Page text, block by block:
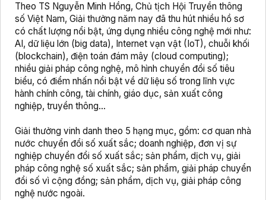
Theo TS Nguyễn Minh Hồng, Chủ tịch Hội Truyền thông
số Việt Nam, Giải thưởng năm nay đã thu hút nhiều hồ sơ
có chất lượng nổi bật, ứng dụng nhiều công nghệ mới như:
AI, dữ liệu lớn (big data), Internet vạn vật (IoT), chuỗi khối
(blockchain), điện toán đám mây (cloud computing);
nhiều giải pháp công nghệ, mô hình chuyển đổi số tiêu
biểu, có điểm nhấn nổi bật về dữ liệu số trong lĩnh vực
hành chính công, tài chính, giáo dục, sản xuất công
nghiệp, truyền thông…
Giải thưởng vinh danh theo 5 hạng mục, gồm: cơ quan nhà
nước chuyển đổi số xuất sắc; doanh nghiệp, đơn vị sự
nghiệp chuyển đổi số xuất sắc; sản phẩm, dịch vụ, giải
pháp công nghệ số xuất sắc; sản phẩm, giải pháp chuyển
đổi số vì cộng đồng; sản phẩm, dịch vụ, giải pháp công
nghệ nước ngoài.